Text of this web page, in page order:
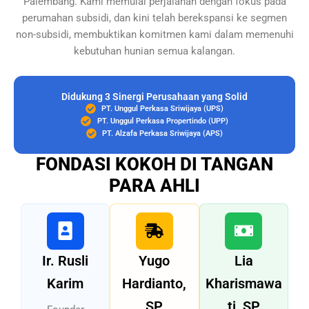
perumahan subsidi, dan kini telah berekspansi ke segmen
non-subsidi, membuktikan komitmen kami dalam memenuhi
kebutuhan hunian semua kalangan.
Didukung 3 Sinergi Perusahaan yang Solid
PT. Unggul Perkasa Sriwijaya (UPS)
PT. Unggul Perkasa Propertindo (UPP)
PT. Alzafa Perkasa Sriwijaya (APS)
FONDASI KOKOH DI TANGAN
PARA AHLI
Ir. Rusli
Karim
Yugo
Hardianto,
Lia
Kharismawa